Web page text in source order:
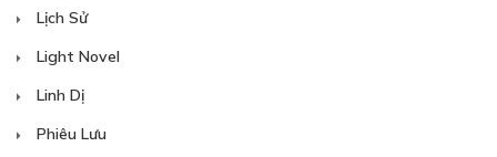
Lịch Sử
Light Novel
Linh Dị
Phiêu Lưu